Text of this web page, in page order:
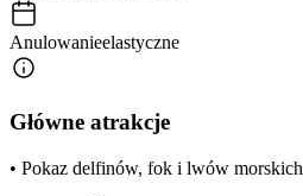
Anulowanieelastyczne
Główne atrakcje
• Pokaz delfinów, fok i lwów morskich